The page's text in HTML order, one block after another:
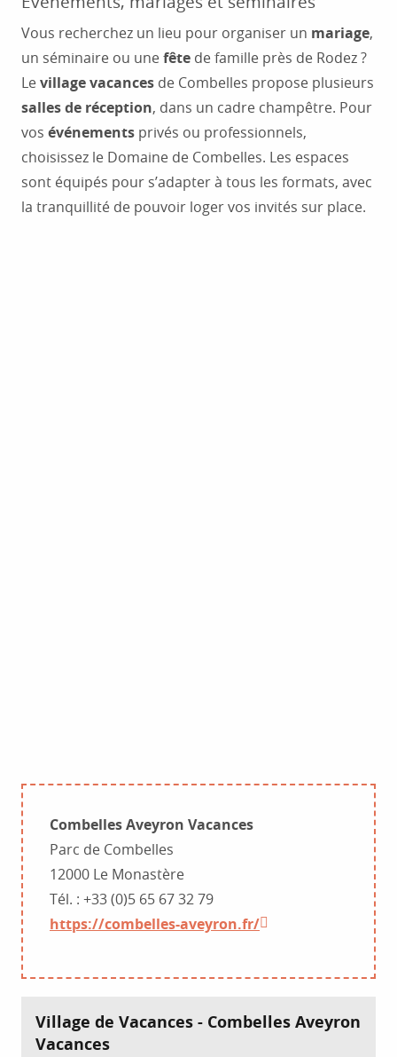
Vous recherchez un lieu pour organiser un mariage,
un séminaire ou unefête de famille près de Rodez ?
Levillage vacances de Combelles propose plusieurs
salles de réception, dans un cadre champêtre. Pour
vos événements privés ou professionnels,
choisissez le Domaine de Combelles. Les espaces
sont équipés pour s’adapter à tous les formats, avec
la tranquillité de pouvoir loger vos invités sur place.
Combelles Aveyron Vacances
Parc de Combelles
12000 Le Monastère
Tél. : +33 (0)5 65 67 32 79
https://combelles-aveyron.fr/
Village de Vacances - Combelles Aveyron
Vacances